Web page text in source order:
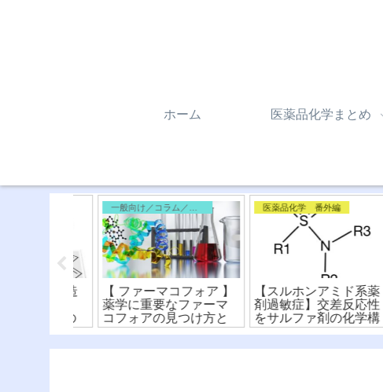
ホーム 医薬品化学まとめ
一般向け／コラム／雑記
【 ファーマコフォア 】
薬学に重要なファーマ
コフォアの見つけ方と
化学構造式をわかりや
医薬品化学 番外編
【スルホンアミド系薬
剤過敏症】交差反応性
をサルファ剤の化学構
造式から比較！